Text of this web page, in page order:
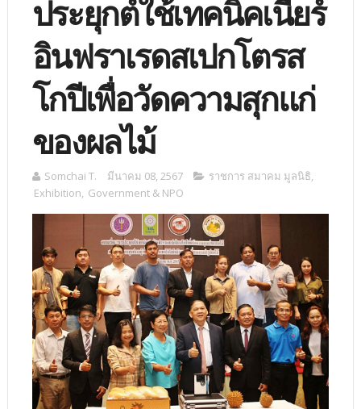
ประยุกต์ใช้เทคนิคเนียร์
อินฟราเรดสเปกโตรส
โกปีเพื่อวัดความสุกแก่
ของผลไม้
Somchai T. มีนาคม 08, 2567 ราชการ สมาคม มูลนิธิ,
Exhibition, Government & NPO